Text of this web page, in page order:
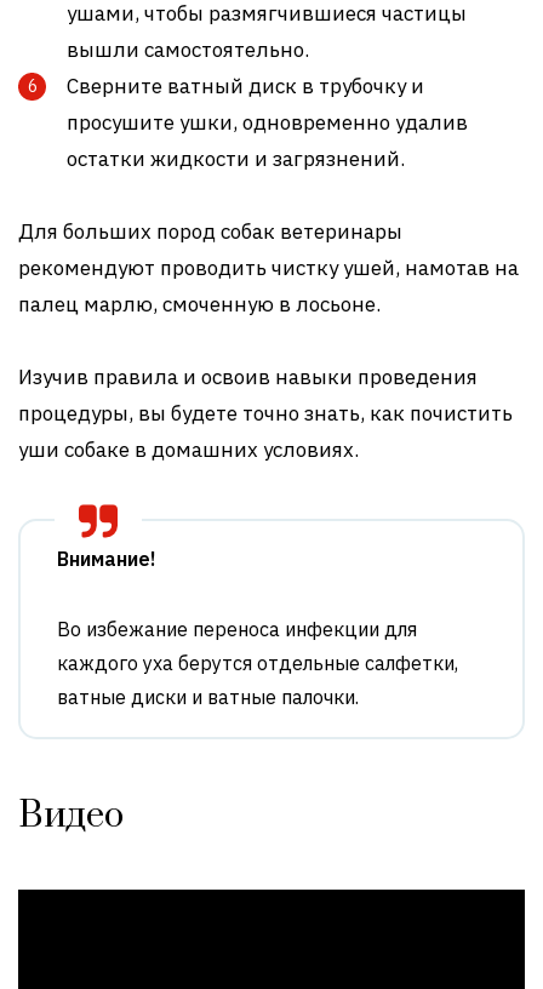
ушами, чтобы размягчившиеся частицы
вышли самостоятельно.
Сверните ватный диск в трубочку и
просушите ушки, одновременно удалив
остатки жидкости и загрязнений.
Для больших пород собак ветеринары
рекомендуют проводить чистку ушей, намотав на
палец марлю, смоченную в лосьоне.
Изучив правила и освоив навыки проведения
процедуры, вы будете точно знать, как почистить
уши собаке в домашних условиях.
Внимание!
Во избежание переноса инфекции для
каждого уха берутся отдельные салфетки,
ватные диски и ватные палочки.
Видео